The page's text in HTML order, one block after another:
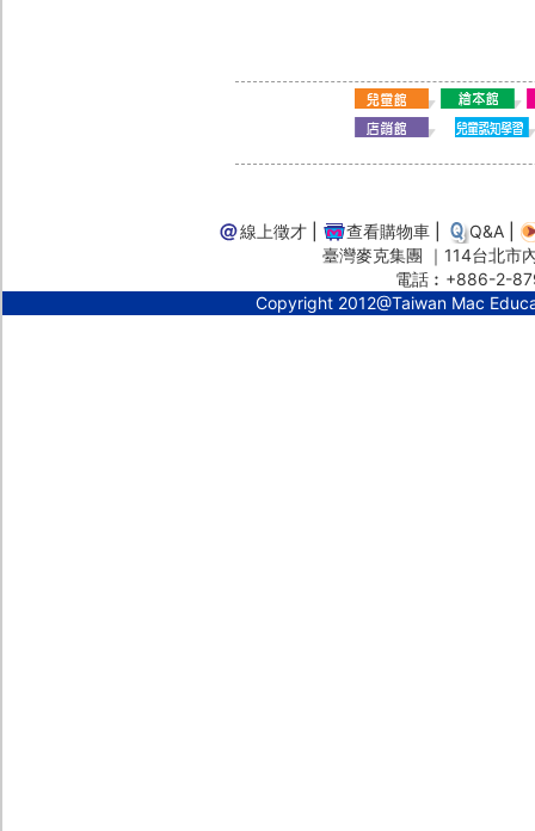
線上徵才 查看購物車 Q&A
臺灣麥克集團 ｜114台北
電話︰+886-2-
Copyright 2012@Taiwan Mac